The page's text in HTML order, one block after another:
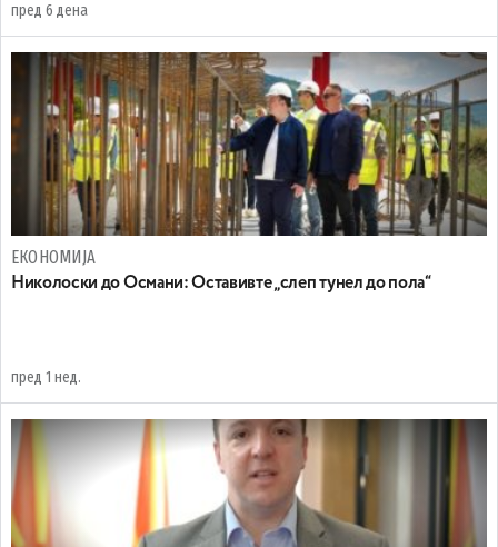
пред 6 дена
ЕКОНОМИЈА
Николоски до Османи: Oставивте „слеп тунел до пола“
пред 1 нед.